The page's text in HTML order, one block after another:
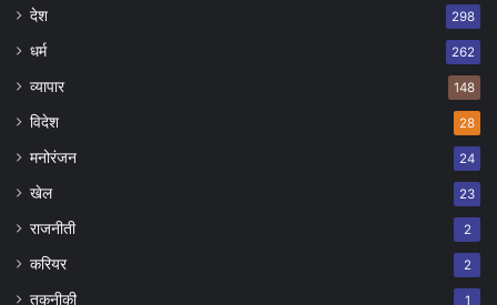
देश 298
धर्म 262
व्यापार 148
विदेश 28
मनोरंजन 24
खेल 23
राजनीती 2
करियर 2
तकनीकी 1